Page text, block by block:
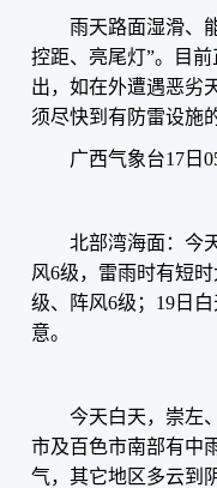
雨天路面湿滑、
控距、亮尾灯”。目
出，如在外遭遇恶劣
须尽快到有防雷设施
广西气象台17日
北部湾海面：今
风6级，雷雨时有短
级、阵风6级；19日
意。
今天白天，崇左
市及百色市南部有中
气，其它地区多云到